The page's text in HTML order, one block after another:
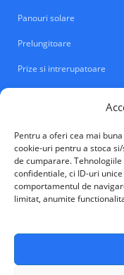
Pentru a oferi cea mai
cookie-uri pentru a stoca
de cumparare.
confidentiale, ci ID-uri
comportamentul de
limitat, anumite
Panouri solare
Prelungitoare
Prize si intrerupatoare
VALM